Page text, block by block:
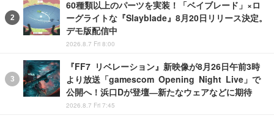
60種類以上のパーツを実装！「ベイブレード」×ロ
ーグライトな『Slayblade』8月20日リリース決定。
デモ版配信中
2026.8.7 Fri 8:00
『FF7 リベレーション』新映像が8月26日午前3時
より放送「gamescom Opening Night Live」で
公開へ！浜口Dが登壇―新たなウェアなどに期待
2026.8.7 Fri 7:45